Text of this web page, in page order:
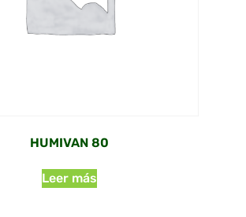
HUMIVAN 80
Leer más